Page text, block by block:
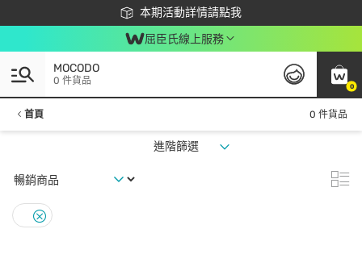
本期活動詳情請點我
下載app最高回饋$350
屈臣氏線上服務
0
MOCODO
0 件貨品
首頁 0 件貨品
進階篩選